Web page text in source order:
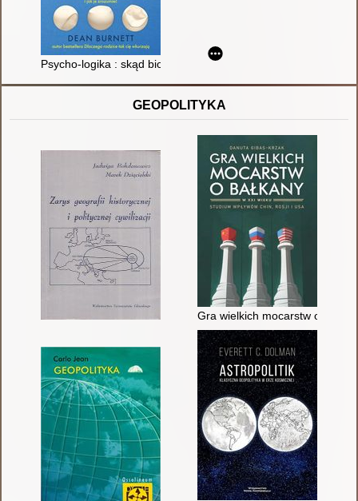
Psycho-logika : skąd biorą się problemy ze zdrowiem
GEOPOLITYKA
Gra wielkich mocarstw o